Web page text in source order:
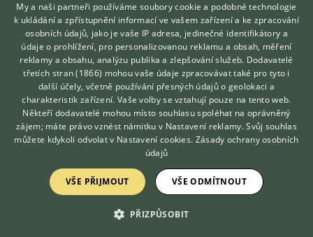
2
Kvalitní příspěvek
Nahlásit
Citovat
Bartr 13.7.2017 19:00
eli22 napsal(a):
Pokud to berete tak, tak k tomu už nemám co
dodat. Máte pravdu. Mě bylo kolikrát nabízeno
o hodně víc peněz za mládě k dokrmení (jako
že by si ho ten člověk dokrmil např. ve věku 3
týdnů) než za právě osamostatnělé, odstavené.
Nikdy jsem to neudělala, i když si o mě asi
mysleli, že jsem cvok.
Hledáte zvířecího kamaráda?
Zdarma vám poradí
VETERINÁŘ ONLINE
KONZULTOVAT S
VETERINÁŘEM
My a naši partneři používáme soubory cookie a podobné technologie
k ukládání a zpřístupnění informací ve vašem zařízení a ke zpracování
osobních údajů, jako je vaše IP adresa, jedinečné identifikátory a
údaje o prohlížení, pro personalizovanou reklamu a obsah, měření
reklamy a obsahu, analýzu publika a zlepšování služeb. Dodavatelé
třetích stran (1866) mohou vaše údaje zpracovávat také pro tyto i
další účely, včetně používání přesných údajů o geolokaci a
charakteristik zařízení. Vaše volby se vztahují pouze na tento web.
Někteří dodavatelé mohou místo souhlasu spoléhat na oprávněný
zájem; máte právo vznést námitku v Nastavení reklamy. Svůj souhlas
můžete kdykoli odvolat v Nastavení cookies. Zásady ochrany osobních
údajů
VŠE PŘIJMOUT VŠE ODMÍTNOUT
PŘIZPŮSOBIT